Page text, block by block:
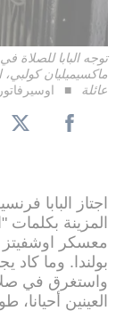
توجه البابا للصلاة
ماكسيميليان
عائلة
اجتاز البابا
المزينة
معسكر اوشفيتز
بولندا. وما
واستغرق في
العينين